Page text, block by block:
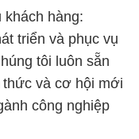
khách hàng:
triển và phục vụ
tôi luôn sẵn
và cơ hội mới
công nghiệp